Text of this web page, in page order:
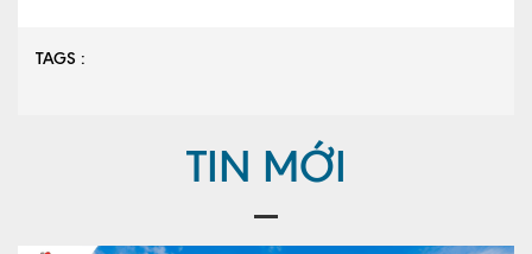
TAGS :
TIN MỚI